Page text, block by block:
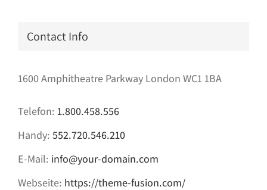
Contact Info
1600 Amphitheatre Parkway London WC1 1BA
Telefon: 1.800.458.556
Handy: 552.720.546.210
E-Mail: info@your-domain.com
Webseite: https://theme-fusion.com/